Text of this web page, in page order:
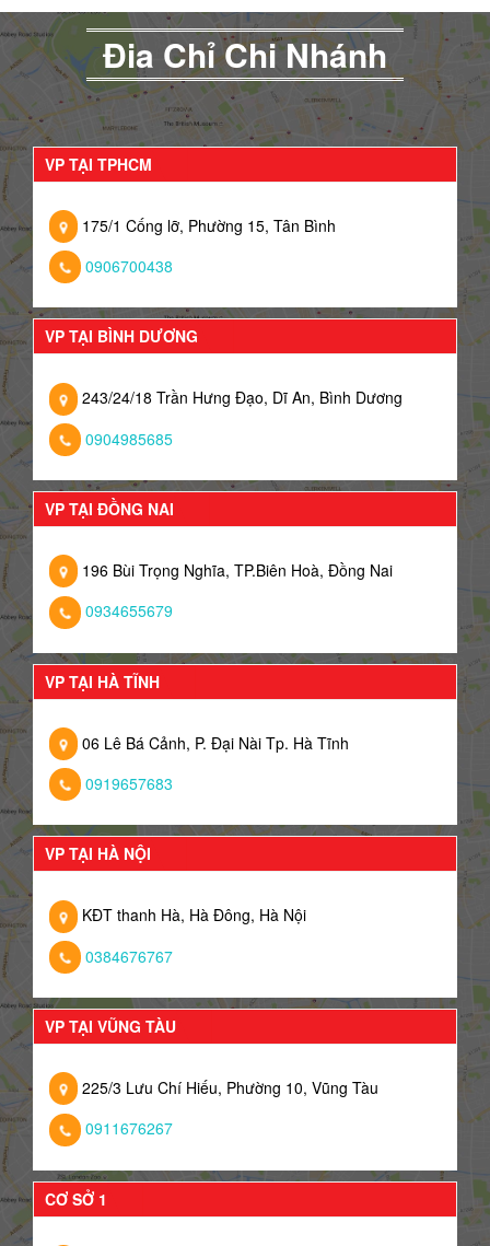
Đia Chỉ Chi Nhánh
VP TẠI TPHCM
175/1 Cống lỡ, Phường 15, Tân Bình
0906700438
VP TẠI BÌNH DƯƠNG
243/24/18 Trần Hưng Đạo, Dĩ An, Bình Dương
0904985685
VP TẠI ĐỒNG NAI
196 Bùi Trọng Nghĩa, TP.Biên Hoà, Đồng Nai
0934655679
VP TẠI HÀ TĨNH
06 Lê Bá Cảnh, P. Đại Nài Tp. Hà Tĩnh
0919657683
VP TẠI HÀ NỘI
KĐT thanh Hà, Hà Đông, Hà Nội
0384676767
VP TẠI VŨNG TÀU
225/3 Lưu Chí Hiếu, Phường 10, Vũng Tàu
0911676267
CƠ SỞ 1